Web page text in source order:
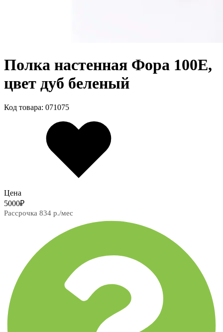
Полка настенная Фора 100Е,
цвет дуб беленый
Код товара: 071075
Цена
5000₽
Рассрочка 834 р./мес